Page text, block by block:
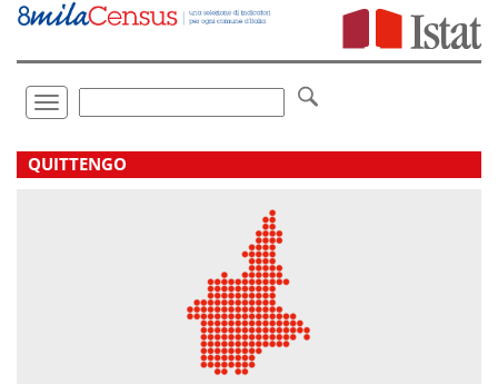
Vai
direttamente
Toggle
navigation
.
QUITTENGO